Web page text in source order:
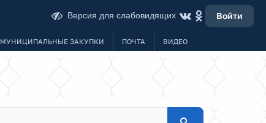
Версия для слабовидящих Войти
МУНИЦИПАЛЬНЫЕ ЗАКУПКИ ПОЧТА ВИДЕО